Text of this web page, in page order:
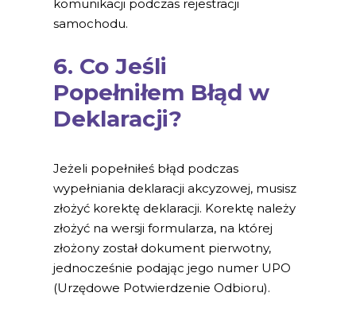
komunikacji podczas rejestracji
samochodu.
6. Co Jeśli
Popełniłem Błąd w
Deklaracji?
Jeżeli popełniłeś błąd podczas
wypełniania deklaracji akcyzowej, musisz
złożyć korektę deklaracji. Korektę należy
złożyć na wersji formularza, na której
złożony został dokument pierwotny,
jednocześnie podając jego numer UPO
(Urzędowe Potwierdzenie Odbioru).